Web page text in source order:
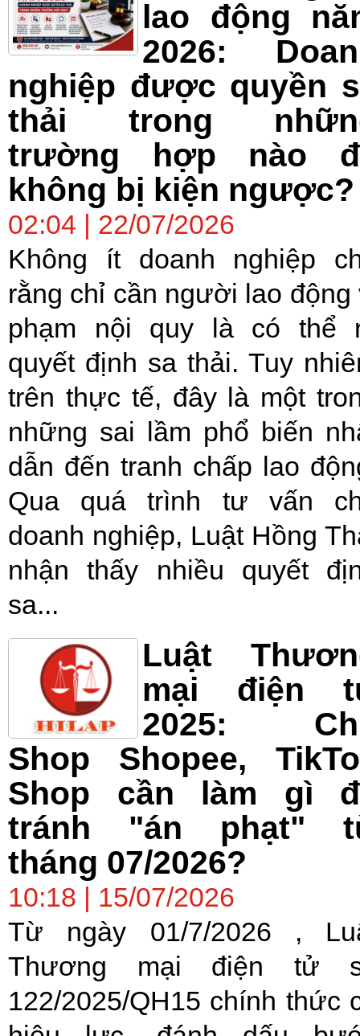
lao động
2026:
nghiệp được quyền
thải trong
trường hợp nào
không bị kiện ngược?
02:04 | 22/07/2026
Không ít doanh nghiệp
rằng chỉ cần người lao động
phạm nội quy là có thể
quyết định sa thải. Tuy
trên thực tế, đây là một
những sai lầm phổ biến
dẫn đến tranh chấp lao
Qua quá trình tư vấn
doanh nghiệp, Luật Hồng
nhận thấy nhiều quyết
sa...
Luật
mại điện
2025:
Shop Shopee,
Shop cần làm gì
tránh "án phạt"
tháng 07/2026?
10:18 | 15/07/2026
Từ ngày 01/7/2026 ,
Thương mại điện tử
122/2025/QH15 chính thức